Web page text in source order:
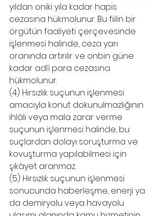
yıldan oniki yıla kadar hapis
cezasına hükmolunur. Bu fiilin bir
örgütün faaliyeti çerçevesinde
işlenmesi halinde, ceza yarı
oranında artırılır ve onbin güne
kadar adlî para cezasına
hükmolunur.
(4) Hırsızlık suçunun işlenmesi
amacıyla konut dokunulmazlığının
ihlâli veya mala zarar verme
suçunun işlenmesi halinde, bu
suçlardan dolayı soruşturma ve
kovuşturma yapılabilmesi için
şikâyet aranmaz.
(5) Hırsızlık suçunun işlenmesi
sonucunda haberleşme, enerji ya
da demiryolu veya havayolu